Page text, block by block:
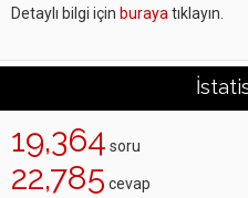
Detaylı bilgi için buraya tıklayın.
19,364 soru
22,785 cevap